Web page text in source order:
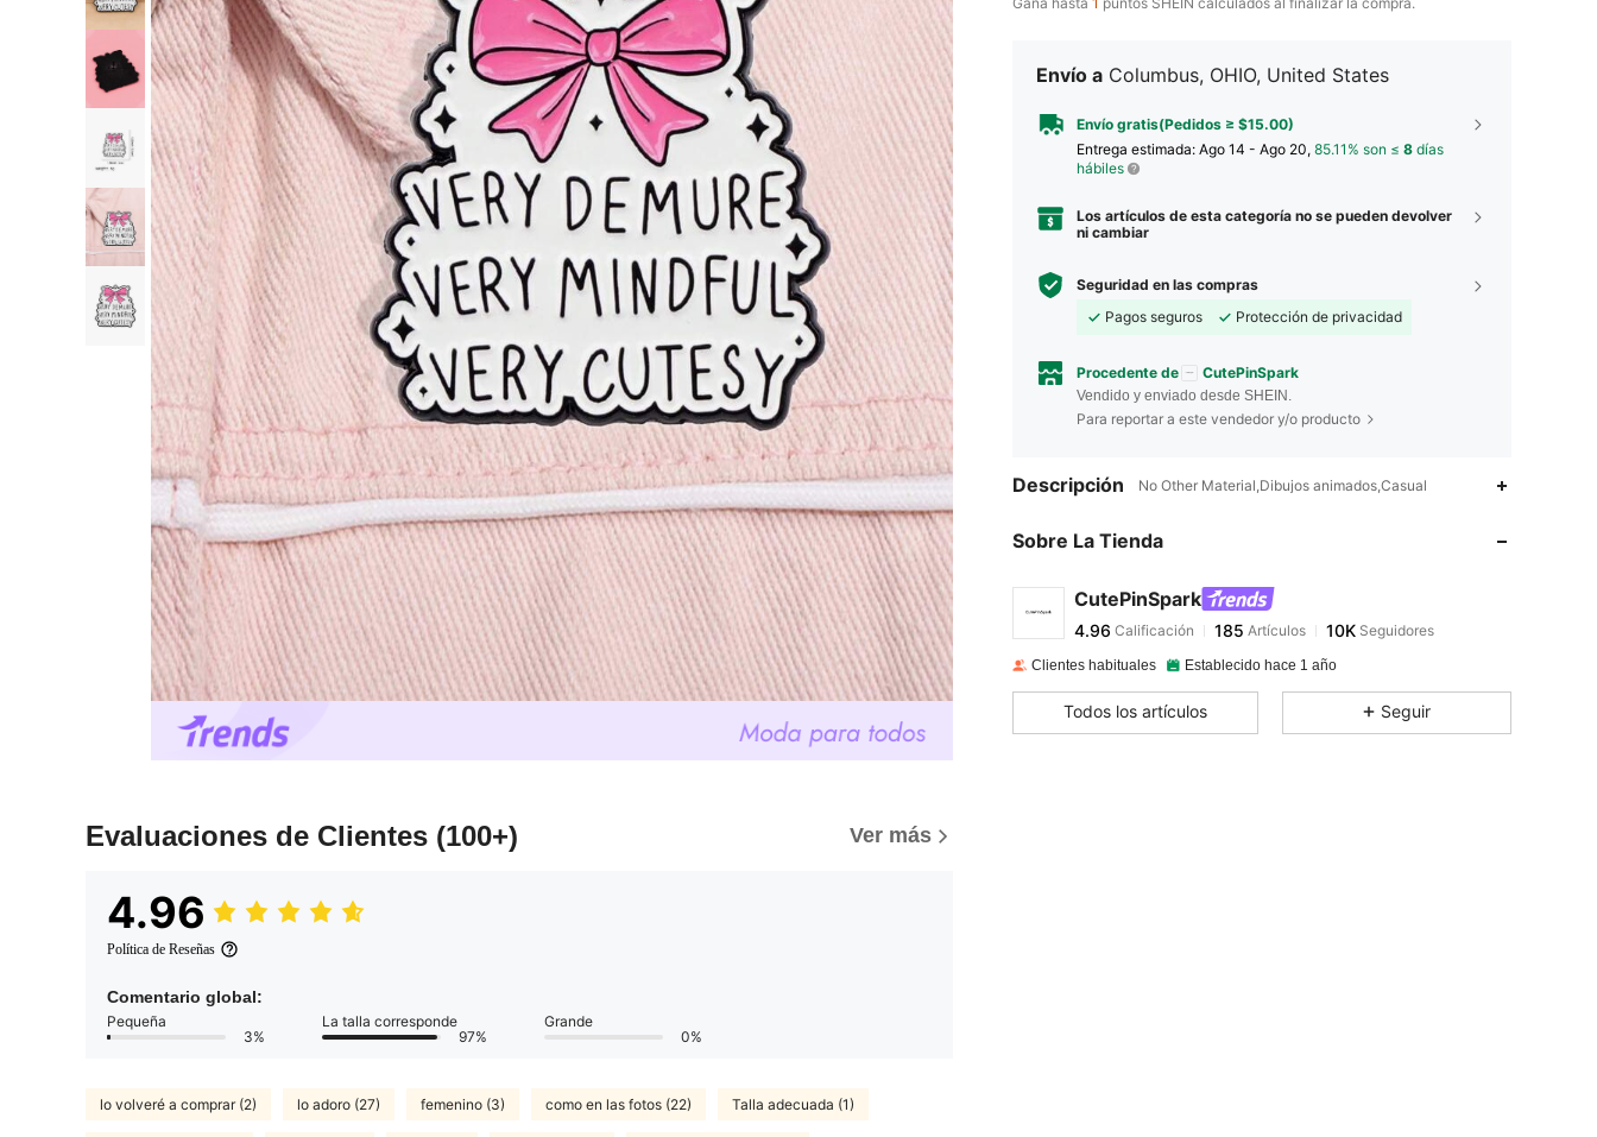
Evaluaciones de Clientes (100+) Ver más
4.96
Política de Reseñas
Comentario global:
Pequeña
3%
La talla corresponde
97%
Grande
0%
lo volveré a comprar (2) lo adoro (27) femenino (3) como en las fotos (22) Talla adecuada (1)
Envío a Columbus, OHIO, United States
Envío gratis(Pedidos ≥ $15.00)
Entrega estimada: Ago 14 - Ago 20, 85.11% son ≤ 8 días
hábiles
Los artículos de esta categoría no se pueden devolver
ni cambiar
Seguridad en las compras
Pagos seguros
Protección de privacidad
Procedente de CutePinSpark
Vendido y enviado desde SHEIN.
Para reportar a este vendedor y/o producto
Descripción No Other Material,Dibujos animados,Casual
Sobre La Tienda
CutePinSpark
4.96
4.96 Calificación 185Artículos
z***lpagó Hace 1 día
Clientes habituales Establecido hace 1 año
Todos los artículos Seguir